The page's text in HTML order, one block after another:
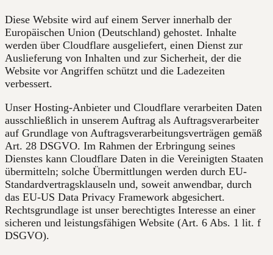
Diese Website wird auf einem Server innerhalb der
Europäischen Union (Deutschland) gehostet. Inhalte
werden über Cloudflare ausgeliefert, einen Dienst zur
Auslieferung von Inhalten und zur Sicherheit, der die
Website vor Angriffen schützt und die Ladezeiten
verbessert.
Unser Hosting-Anbieter und Cloudflare verarbeiten Daten
ausschließlich in unserem Auftrag als Auftragsverarbeiter
auf Grundlage von Auftragsverarbeitungsverträgen gemäß
Art. 28 DSGVO. Im Rahmen der Erbringung seines
Dienstes kann Cloudflare Daten in die Vereinigten Staaten
übermitteln; solche Übermittlungen werden durch EU-
Standardvertragsklauseln und, soweit anwendbar, durch
das EU-US Data Privacy Framework abgesichert.
Rechtsgrundlage ist unser berechtigtes Interesse an einer
sicheren und leistungsfähigen Website (Art. 6 Abs. 1 lit. f
DSGVO).